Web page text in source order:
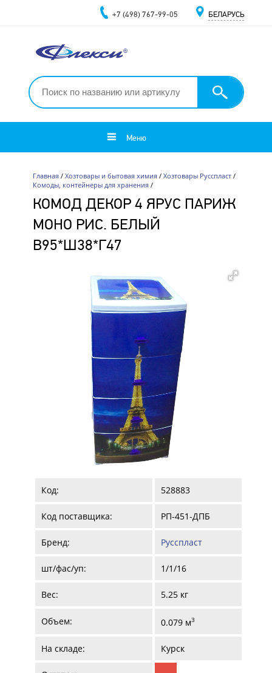
+7 (498) 767-99-05 БЕЛАРУСЬ
Меню
Главная/ Хозтовары и бытовая химия/ Хозтовары Русспласт/
Комоды, контейнеры для хранения/
КОМОД ДЕКОР 4 ЯРУС ПАРИЖ
МОНО РИС. БЕЛЫЙ
В95*Ш38*Г47
Код: 528883
Код поставщика: РП-451-ДПБ
Бренд: Русспласт
шт/фас/уп: 1/1/16
Вес: 5.25 кг
Объем: 0.079 м3
На складе: Курск